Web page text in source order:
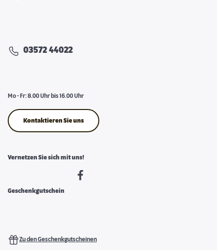
03572 44022
Mo - Fr: 8.00 Uhr bis 16.00 Uhr
Kontaktieren Sie uns
Vernetzen Sie sich mit uns!
Geschenkgutschein
Zu den Geschenkgutscheinen